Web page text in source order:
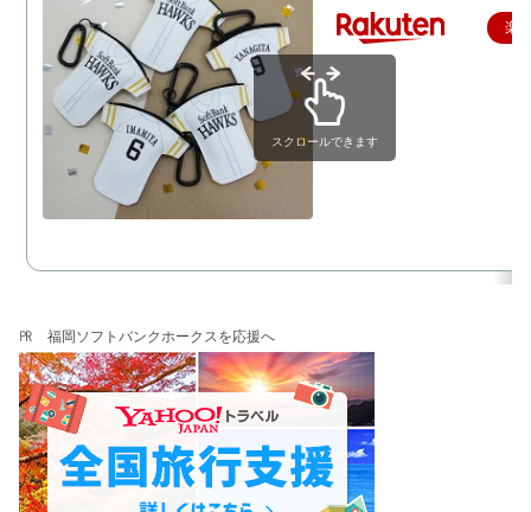
楽
スクロールできます
㏚ 福岡ソフトバンクホークスを応援へ